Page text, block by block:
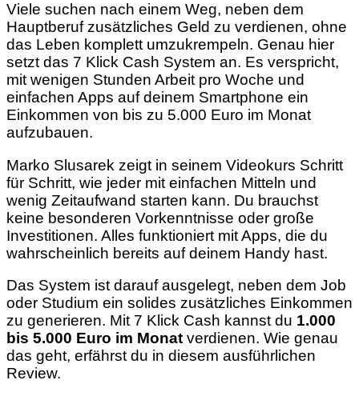
Viele suchen nach einem Weg, neben dem
Hauptberuf zusätzliches Geld zu verdienen, ohne
das Leben komplett umzukrempeln. Genau hier
setzt das 7 Klick Cash System an. Es verspricht,
mit wenigen Stunden Arbeit pro Woche und
einfachen Apps auf deinem Smartphone ein
Einkommen von bis zu 5.000 Euro im Monat
aufzubauen.
Marko Slusarek zeigt in seinem Videokurs Schritt
für Schritt, wie jeder mit einfachen Mitteln und
wenig Zeitaufwand starten kann. Du brauchst
keine besonderen Vorkenntnisse oder große
Investitionen. Alles funktioniert mit Apps, die du
wahrscheinlich bereits auf deinem Handy hast.
Das System ist darauf ausgelegt, neben dem Job
oder Studium ein solides zusätzliches Einkommen
zu generieren. Mit 7 Klick Cash kannst du 1.000
bis 5.000 Euro im Monat verdienen. Wie genau
das geht, erfährst du in diesem ausführlichen
Review.